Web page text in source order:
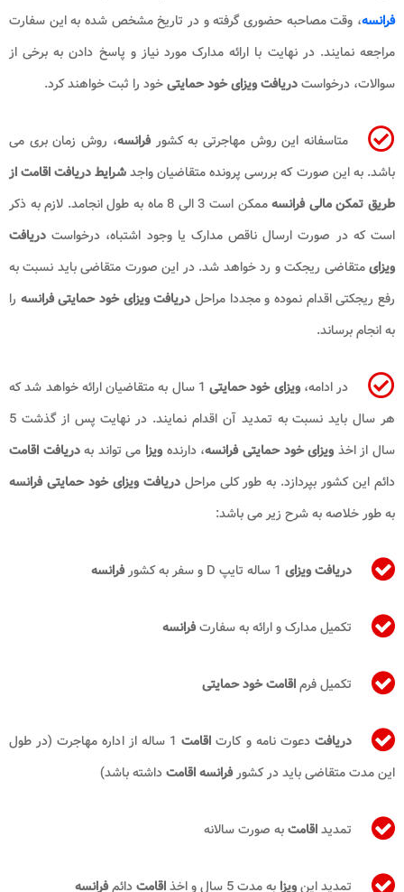
فرانسه، وقت مصاحبه حضوری گرفته و در تاریخ مشخص شده به این سفارت
مراجعه نمایند. در نهایت با ارائه مدارک مورد نیاز و پاسخ دادن به برخی از
سوالات، درخواستدریافت ویزای خود حمایتیخود را ثبت خواهند کرد.
متاسفانه این روش مهاجرتی به کشورفرانسه، روش زمان بری می
باشد. به این صورت که بررسی پرونده متقاضیان واجدشرایط دریافت اقامت از
طریق تمکن مالی​ فرانسه
ممکن است 3 الی 8 ماه به طول انجامد. لازم به ذکر
است که در صورت ارسال ناقص مدارک یا وجود اشتباه، درخواست دریافت
ویزایمتقاضی ریجکت و رد خواهد شد. در این صورت متقاضی باید نسبت به
رفع ریجکتی اقدام نموده و مجددا مراحل دریافت ویزای خود حمایتی فرانسه را
به انجام برساند.
در ادامه،ویزای خود حمایتی
1 سال به متقاضیان ارائه خواهد شد که
هر سال باید نسبت به تمدید آن اقدام نمایند. در نهایت پس از گذشت 5
سال از اخذ ویزای خود حمایتی فرانسه، دارنده ویزا می تواند بهدریافت اقامت
دائم این کشور بپردازد. به طور کلی مراحلدریافت ویزای خود حمایتی فرانسه
به طور خلاصه به شرح زیر می باشد:
دریافت ویزای 1 ساله تایپ D و سفر به کشورفرانسه
تکمیل مدارک و ارائه به سفارتفرانسه
تکمیل فرماقامت خود حمایتی
دریافتدعوت نامه و کارت اقامت
1 ساله از اداره مهاجرت (در طول
این مدت متقاضی باید در کشورفرانسه اقامتداشته باشد)
تمدیداقامتبه صورت سالانه
تمدید اینویزا به مدت 5 سال و اخذ اقامتدائمفرانسه